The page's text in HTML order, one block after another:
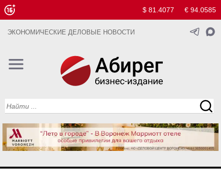
$ 81.4077 € 94.0585
ЭКОНОМИЧЕСКИЕ ДЕЛОВЫЕ НОВОСТИ